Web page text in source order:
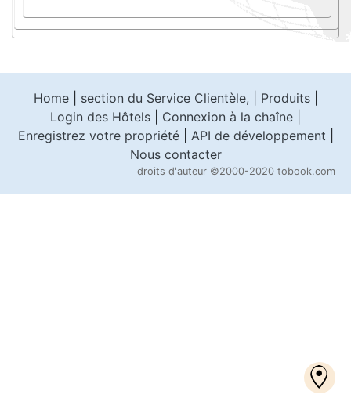
Home| section du Service Clientèle, Produits|
Login des Hôtels
Connexion à la chaîne
Enregistrez votre propriété| API de développement
Nous contacter
droits d'auteur ©2000-2020 tobook.com